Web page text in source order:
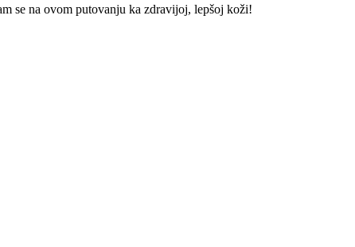
se na ovom putovanju ka zdravijoj, lepšoj koži!